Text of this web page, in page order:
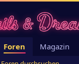
Foren Magazin